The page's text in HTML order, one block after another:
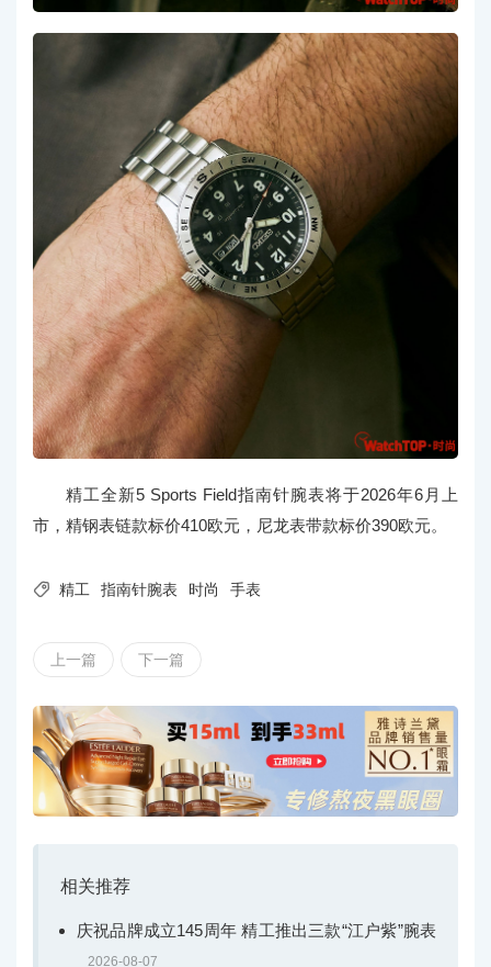
精工全新5 Sports Field指南针腕表将于2026年6月上
市，精钢表链款标价410欧元，尼龙表带款标价390欧元。
 精工 指南针腕表 时尚 手表
上一篇 下一篇
相关推荐
庆祝品牌成立145周年 精工推出三款“江户紫”腕表
2026-08-07